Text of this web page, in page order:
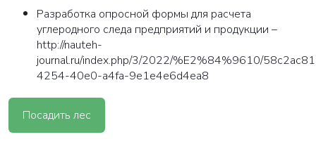
Разработка опросной формы для расчета
углеродного следа предприятий и продукции –
http://nauteh-
journal.ru/index.php/3/2022/%E2%84%9610/
4254-40e0-a4fa-9e1e4e6d4ea8
Посадить лес